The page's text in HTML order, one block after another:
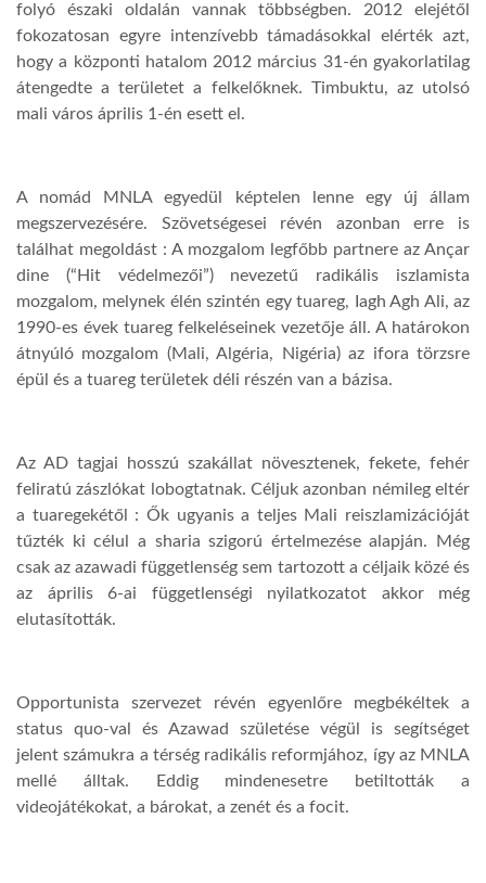
folyó északi oldalán vannak többségben. 2012 elejétől
fokozatosan egyre intenzívebb támadásokkal elérték azt,
hogy a központi hatalom 2012 március 31-én gyakorlatilag
átengedte a területet a felkelőknek. Timbuktu, az utolsó
mali város április 1-én esett el.
A nomád MNLA egyedül képtelen lenne egy új állam
megszervezésére. Szövetségesei révén azonban erre is
találhat megoldást : A mozgalom legfőbb partnere az Ançar
dine (“Hit védelmezői”) nevezetű radikális iszlamista
mozgalom, melynek élén szintén egy tuareg, Iagh Agh Ali, az
1990-es évek tuareg felkeléseinek vezetője áll. A határokon
átnyúló mozgalom (Mali, Algéria, Nigéria) az ifora törzsre
épül és a tuareg területek déli részén van a bázisa.
Az AD tagjai hosszú szakállat növesztenek, fekete, fehér
feliratú zászlókat lobogtatnak. Céljuk azonban némileg eltér
a tuaregekétől : Ők ugyanis a teljes Mali reiszlamizációját
tűzték ki célul a sharia szigorú értelmezése alapján. Még
csak az azawadi függetlenség sem tartozott a céljaik közé és
az április 6-ai függetlenségi nyilatkozatot akkor még
elutasították.
Opportunista szervezet révén egyenlőre megbékéltek a
status quo-val és Azawad születése végül is segítséget
jelent számukra a térség radikális reformjához, így az MNLA
mellé álltak. Eddig mindenesetre betiltották a
videojátékokat, a bárokat, a zenét és a focit.